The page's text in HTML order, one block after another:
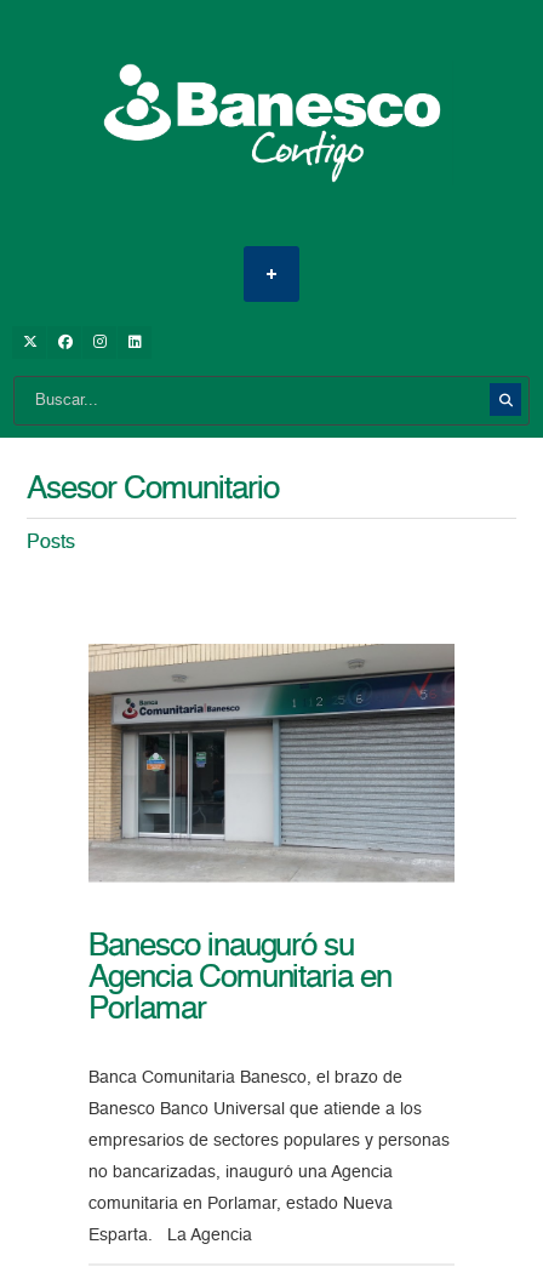
Asesor Comunitario
Posts
Banesco inauguró su
Agencia Comunitaria en
Porlamar
Banca Comunitaria Banesco, el brazo de
Banesco Banco Universal que atiende a los
empresarios de sectores populares y personas
no bancarizadas, inauguró una Agencia
comunitaria en Porlamar, estado Nueva
Esparta. La Agencia